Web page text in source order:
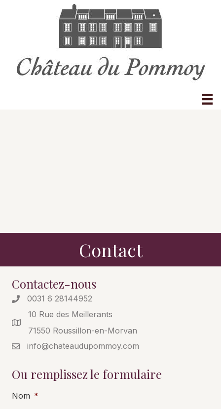
Contact
Contactez-nous
0031 6 28144952
10 Rue des Meillerants
71550 Roussillon-en-Morvan
info@chateaudupommoy.com
Ou remplissez le formulaire
Nom *